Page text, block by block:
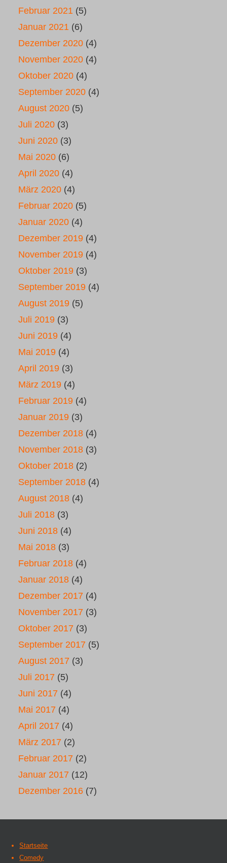
Februar 2021 (5)
Januar 2021 (6)
Dezember 2020 (4)
November 2020 (4)
Oktober 2020 (4)
September 2020 (4)
August 2020 (5)
Juli 2020 (3)
Juni 2020 (3)
Mai 2020 (6)
April 2020 (4)
März 2020 (4)
Februar 2020 (5)
Januar 2020 (4)
Dezember 2019 (4)
November 2019 (4)
Oktober 2019 (3)
September 2019 (4)
August 2019 (5)
Juli 2019 (3)
Juni 2019 (4)
Mai 2019 (4)
April 2019 (3)
März 2019 (4)
Februar 2019 (4)
Januar 2019 (3)
Dezember 2018 (4)
November 2018 (3)
Oktober 2018 (2)
September 2018 (4)
August 2018 (4)
Juli 2018 (3)
Juni 2018 (4)
Mai 2018 (3)
Februar 2018 (4)
Januar 2018 (4)
Dezember 2017 (4)
November 2017 (3)
Oktober 2017 (3)
September 2017 (5)
August 2017 (3)
Juli 2017 (5)
Juni 2017 (4)
Mai 2017 (4)
April 2017 (4)
März 2017 (2)
Februar 2017 (2)
Januar 2017 (12)
Dezember 2016 (7)
Startseite
Comedy